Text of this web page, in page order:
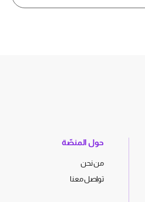
حول المنصّة
من نحن
تواصل معنا